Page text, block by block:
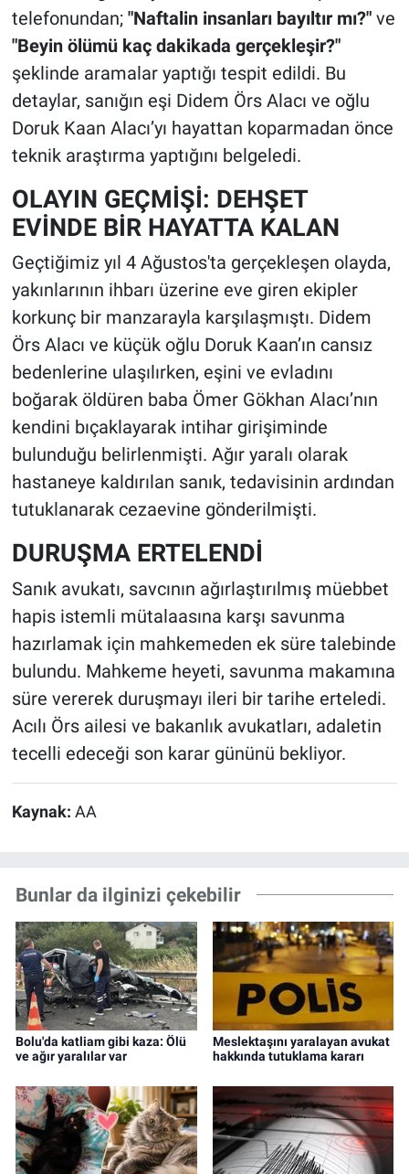
telefonundan; "Naftalin insanları bayıltır mı?"ve
"Beyin ölümü kaç dakikada gerçekleşir?"
şeklinde aramalar yaptığı tespit edildi. Bu
detaylar, sanığın eşi Didem Örs Alacı ve oğlu
Doruk Kaan Alacı’yı hayattan koparmadan önce
teknik araştırma yaptığını belgeledi.
OLAYIN GEÇMİŞİ: DEHŞET
EVİNDE BİR HAYATTA KALAN
Geçtiğimiz yıl 4 Ağustos'ta gerçekleşen olayda,
yakınlarının ihbarı üzerine eve giren ekipler
korkunç bir manzarayla karşılaşmıştı. Didem
Örs Alacı ve küçük oğlu Doruk Kaan’ın cansız
bedenlerine ulaşılırken, eşini ve evladını
boğarak öldüren baba Ömer Gökhan Alacı’nın
kendini bıçaklayarak intihar girişiminde
bulunduğu belirlenmişti. Ağır yaralı olarak
hastaneye kaldırılan sanık, tedavisinin ardından
tutuklanarak cezaevine gönderilmişti.
DURUŞMA ERTELENDİ
Sanık avukatı, savcının ağırlaştırılmış müebbet
hapis istemli mütalaasına karşı savunma
hazırlamak için mahkemeden ek süre talebinde
bulundu. Mahkeme heyeti, savunma makamına
süre vererek duruşmayı ileri bir tarihe erteledi.
Acılı Örs ailesi ve bakanlık avukatları, adaletin
tecelli edeceği son karar gününü bekliyor.
Kaynak: AA
Bunlar da ilginizi çekebilir
Bolu'da katliam gibi kaza: Ölü
ve ağır yaralılar var
Meslektaşını yaralayan avukat
hakkında tutuklama kararı